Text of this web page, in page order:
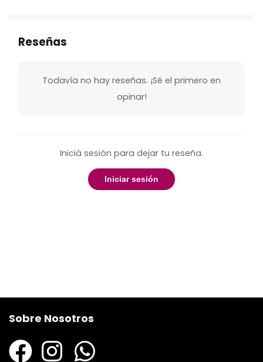
Reseñas
Todavía no hay reseñas. ¡Sé el primero en
opinar!
Iniciá sesión para dejar tu reseña.
Iniciar sesión
Sobre Nosotros